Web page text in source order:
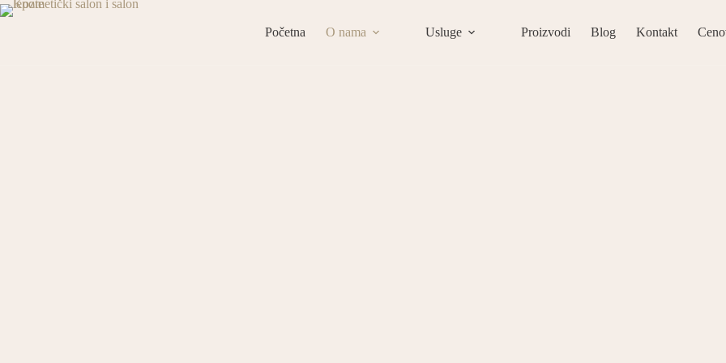
Početna O nama Usluge Proizvodi Blog Kontakt